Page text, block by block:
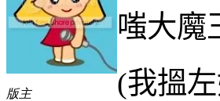
版主
嗤大魔
(我搵